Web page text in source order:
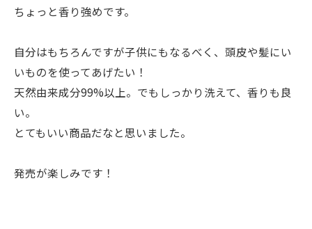
ちょっと香り強めです。
自分はもちろんですが子供にもなるべく、頭皮や髪にい
いものを使ってあげたい！
天然由来成分99%以上。でもしっかり洗えて、香りも良
い。
とてもいい商品だなと思いました。
発売が楽しみです！